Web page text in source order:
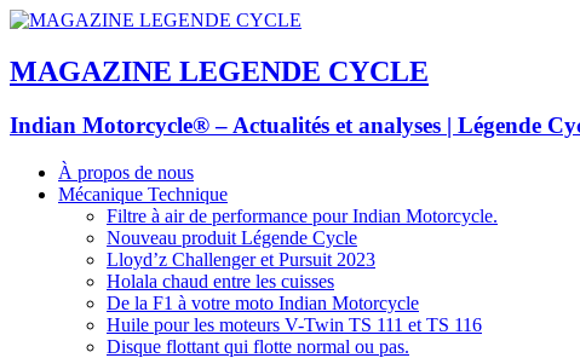
MAGAZINE LEGENDE CYCLE
Indian Motorcycle® – Actualités et analyses | Légende
À propos de nous
Mécanique Technique
Filtre à air de performance pour Indian Motorcycle.
Nouveau produit Légende Cycle
Lloyd’z Challenger et Pursuit 2023
Holala chaud entre les cuisses
De la F1 à votre moto Indian Motorcycle
Huile pour les moteurs V-Twin TS 111 et TS 116
Disque flottant qui flotte normal ou pas.